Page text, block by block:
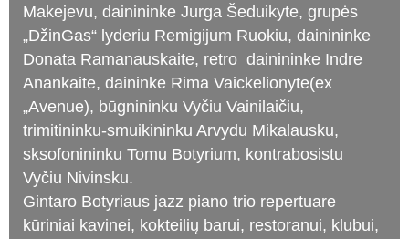
Makejevu, dainininke Jurga Šeduikyte, grupės
„DžinGas“ lyderiu Remigijum Ruokiu, dainininke
Donata Ramanauskaite, retro dainininke Indre
Anankaite, daininke Rima Vaickelionyte(ex
„Avenue), būgnininku Vyčiu Vainilaičiu,
trimitininku-smuikininku Arvydu Mikalausku,
sksofonininku Tomu Botyrium, kontrabosistu
Vyčiu Nivinsku.
Gintaro Botyriaus jazz piano trio repertuare
kūriniai kavinei, kokteilių barui, restoranui, klubui,